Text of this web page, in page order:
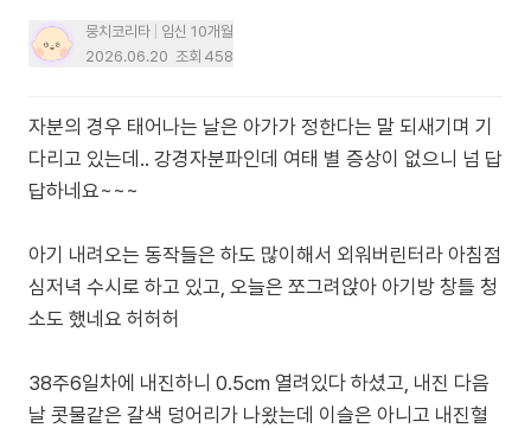
뭉치코리타
임신 10개월
2026.06.20 조회 458
자분의 경우 태어나는 날은 아가가 정한다는 말 되새기며 기
다리고 있는데.. 강경자분파인데 여태 별 증상이 없으니 넘 답
답하네요~~~
아기 내려오는 동작들은 하도 많이해서 외워버린터라 아침점
심저녁 수시로 하고 있고, 오늘은 쪼그려앉아 아기방 창틀 청
소도 했네요 허허허
38주6일차에 내진하니 0.5cm 열려있다 하셨고, 내진 다음
날 콧물같은 갈색 덩어리가 나왔는데 이슬은 아니고 내진혈